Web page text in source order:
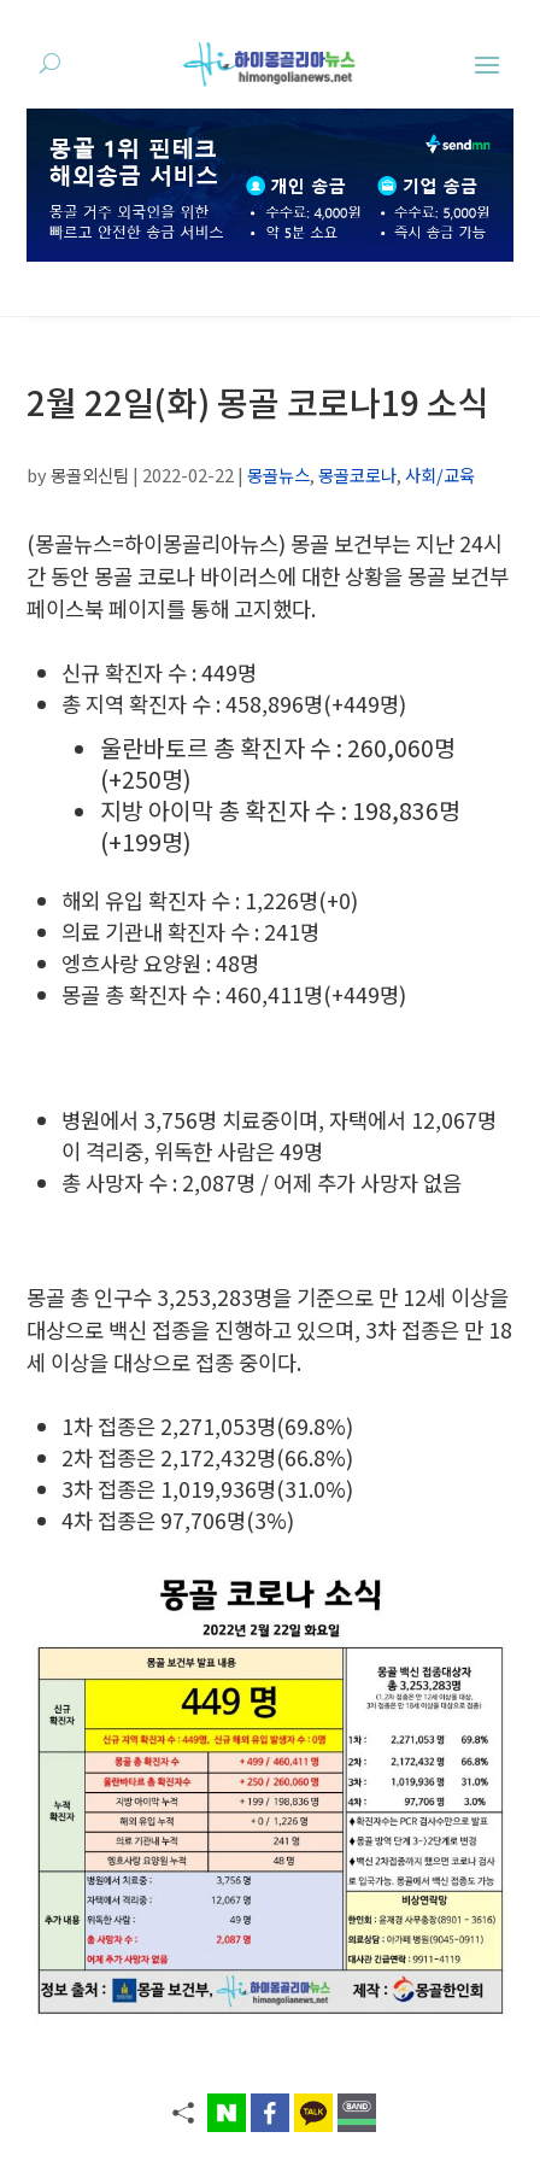
2월 22일(화) 몽골 코로나19 소식
by몽골외신팀 | 2022-02-22 |몽골뉴스,몽골코로나,사회/교육
(몽골뉴스=하이몽골리아뉴스) 몽골 보건부는 지난 24시
간 동안 몽골 코로나 바이러스에 대한 상황을 몽골 보건부
페이스북 페이지를 통해 고지했다.
신규 확진자 수 : 449명
총 지역 확진자 수 : 458,896명(+449명)
울란바토르 총 확진자 수 : 260,060명
(+250명)
지방 아이막 총 확진자 수 : 198,836명
(+199명)
해외 유입 확진자 수 : 1,226명(+0)
의료 기관내 확진자 수 : 241명
엥흐사랑 요양원 : 48명
몽골 총 확진자 수 : 460,411명(+449명)
병원에서 3,756명 치료중이며, 자택에서 12,067명
이 격리중, 위독한 사람은 49명
총 사망자 수 : 2,087명 / 어제 추가 사망자 없음
몽골 총 인구수 3,253,283명을 기준으로 만 12세 이상을
대상으로 백신 접종을 진행하고 있으며, 3차 접종은 만 18
세 이상을 대상으로 접종 중이다.
1차 접종은 2,271,053명(69.8%)
2차 접종은 2,172,432명(66.8%)
3차 접종은 1,019,936명(31.0%)
4차 접종은 97,706명(3%)